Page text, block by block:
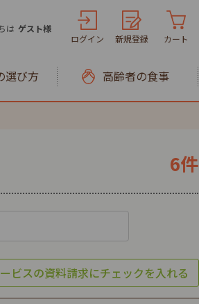
は ゲスト様
ログイン
新規登録 カート
選び方 高齢者の食事
6件